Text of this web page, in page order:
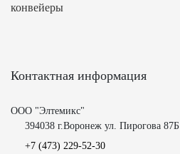
конвейеры
Контактная информация
ООО "Элтемикс"
394038 г.Воронеж ул. Пирогова 87Б
+7 (473) 229-52-30